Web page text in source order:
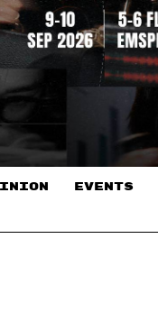
EVENTS